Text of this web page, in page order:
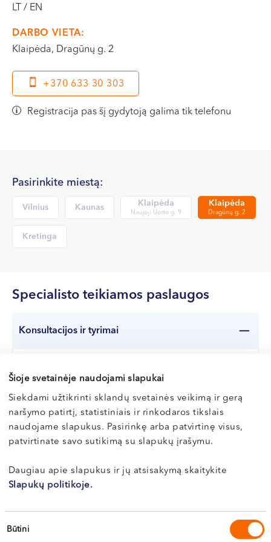
Šioje svetainėje naudojami slapukai
Siekdami užtikrinti sklandų svetainės veikimą ir gerą
naršymo patirtį, statistiniais ir rinkodaros tikslais
naudojame slapukus. Pasirinkę arba patvirtinę visus,
patvirtinate savo sutikimą su slapukų įrašymu.
Daugiau apie slapukus ir jų atsisakymą skaitykite
Slapukų politikoje.
Sutikimo
Būtini
VI, VII --
LT / EN
DARBO VIETA:
Klaipėda, Dragūnų g. 2
+370 633 30 303
Registracija pas šį gydytoją galima tik telefonu
Pasirinkite miestą:
Vilnius Kaunas Klaipėda
Naujoji Uosto g. 9
Klaipėda
Dragūnų g. 2
Kretinga
Specialisto teikiamos paslaugos
Konsultacijos ir tyrimai
Paslaugos pavadinimas
55 €
Pakartotinė endokrinologo konsultacija 40 €